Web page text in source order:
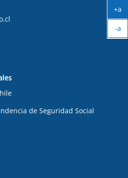
de Seguridad Social
+a
-a